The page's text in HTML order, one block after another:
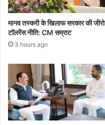
मानव तस्करी के खिलाफ सरकार की जीरो
टॉलरेंस नीति: CM सम्राट
3 hours ago